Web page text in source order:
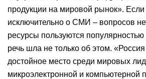
продукции на мировой рынок».
исключительно о СМИ – вопросов
ресурсы пользуются
речь шла не только об этом.
достойное место среди мировых
микроэлектронной и компьютерной